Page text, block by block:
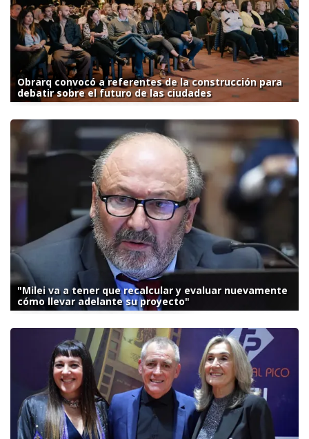
Obrarq convocó a referentes de la construcción para
debatir sobre el futuro de las ciudades
"Milei va a tener que recalcular y evaluar nuevamente
cómo llevar adelante su proyecto"